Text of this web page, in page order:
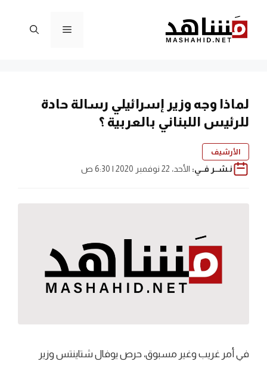
المحتوى
القائمة
لماذا وجه وزير إسرائيلي رسالة حادة
للرئيس اللبناني بالعربية ؟
الأرشيف
نـشــر فــي: الأحد، 22 نوفمبر 2020 | 6:30 ص
في أمر غريب وغير مسبوق، حرص يوفال شتاينتس وزير